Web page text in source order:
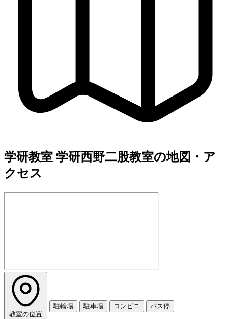
学研教室 学研西野二股教室の地図・ア
クセス
教室の位置
駐輪場 駐車場 コンビニ バス停